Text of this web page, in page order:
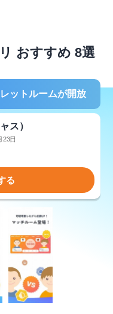
おすすめ 8選
ットルームが開放
ス）
23日
る